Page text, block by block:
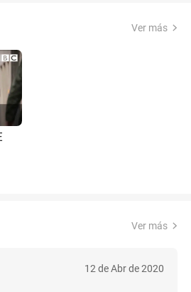
Ver más
Ver más
12 de Abr de 2020